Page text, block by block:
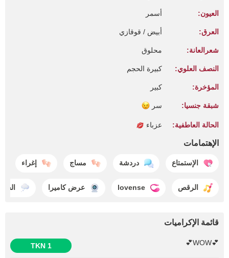
العيون: أسمر
العرق: أبيض / قوقازي
شعرالعانة: محلوق
النصف العلوي: كبيرة الحجم
المؤخرة: كبير
شبقة جنسيا: سر
الحالة العاطفية: عزباء
الإهتمامات
الإستمتاع دردشة مساج إغراء
الرقص lovense عرض كاميرا الحلم
قائمة الإكراميات
💕WOW💕
1 TKN